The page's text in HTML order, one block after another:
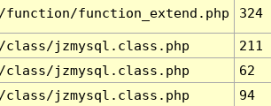
function/function_extend.php 324
class/jzmysql.class.php
211
class/jzmysql.class.php
62
class/jzmysql.class.php
94